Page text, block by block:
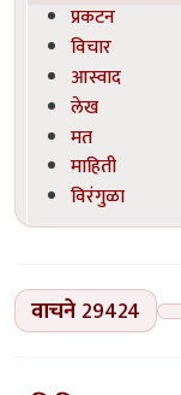
प्रकटन
विचार
आस्वाद
लेख
मत
माहिती
विरंगुळा
वाचने 29424